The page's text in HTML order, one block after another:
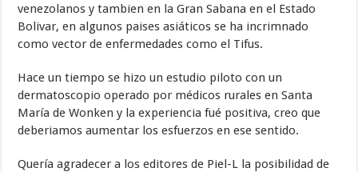
venezolanos y tambien en la Gran Sabana en el Estado
Bolivar, en algunos paises asiáticos se ha incrimnado
como vector de enfermedades como el Tifus.
Hace un tiempo se hizo un estudio piloto con un
dermatoscopio operado por médicos rurales en Santa
María de Wonken y la experiencia fué positiva, creo que
deberiamos aumentar los esfuerzos en ese sentido.
Quería agradecer a los editores de Piel-L la posibilidad de